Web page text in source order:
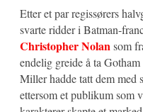
Etter et par regissørers
svarte ridder i Batman-
Christopher Nolansom
endelig greide å ta
Miller hadde tatt dem med
ettersom et publikum som